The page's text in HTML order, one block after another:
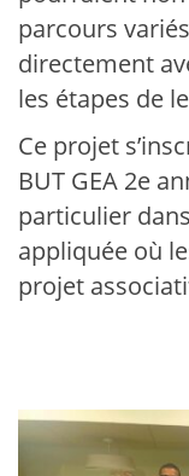
parcours
directement
les étapes de
Ce projet
BUT GEA 2e
particulier
appliquée où
projet